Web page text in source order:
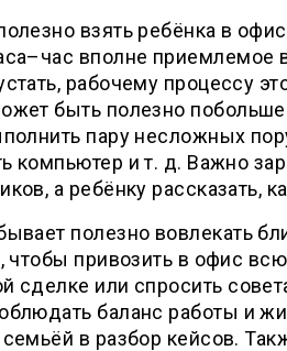
взять ребёнка в
вполне приемлемое
рабочему процессу
быть полезно побольше
пару несложных
компьютер и т. д. Важно
а ребёнку рассказать,
полезно вовлекать
чтобы привозить в офис
сделке или спросить
баланс работы и
в разбор кейсов.